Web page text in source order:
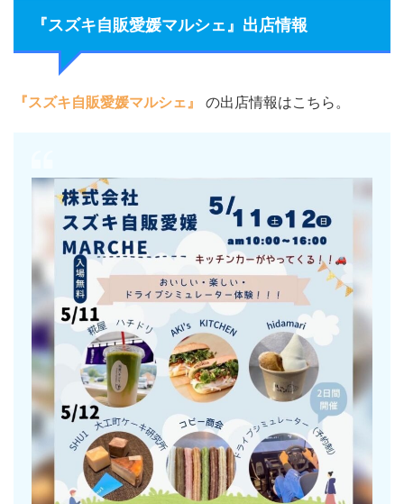
『スズキ自販愛媛マルシェ』出店情報
『スズキ自販愛媛マルシェ』 の出店情報はこちら。